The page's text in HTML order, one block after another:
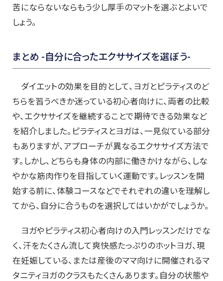
苦にならないならもう少し厚手のマットを選ぶとよいで
しょう。
まとめ -自分に合ったエクササイズを選ぼう-
ダイエットの効果を目的として、ヨガとピラティスのど
ちらを習うべきか迷っている初心者向けに、両者の比較
や、エクササイズを継続することで期待できる効果など
を紹介しました。ピラティスとヨガは、一見似ている部分
もありますが、アプローチが異なるエクササイズ方法で
す。しかし、どちらも身体の内部に働きかけながら、しな
やかな筋肉作りを目指していく運動です。レッスンを開
始する前に、体験コースなどでそれぞれの違いを理解し
てから、自分に合うものを選択してはいかがでしょうか。
ヨガやピラティス初心者向けの入門レッスンだけでな
く、汗をたくさん流して爽快感たっぷりのホットヨガ、現
在妊娠している、または産後のママ向けに開催されるマ
タニティヨガのクラスもたくさんあります。自分の状態や